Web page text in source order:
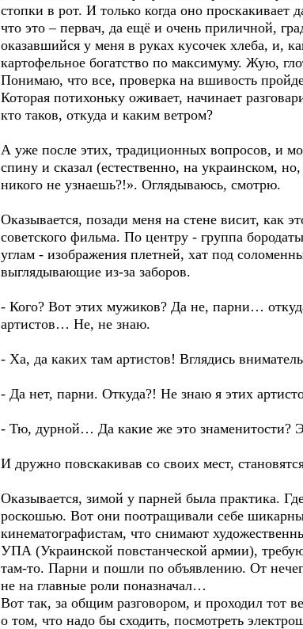
стопки в рот. И только когда оно
что это – первач, да ещё и очень приличной,
оказавшийся у меня в руках кусочек хлеба, и,
картофельное богатство по максимуму. Жую,
Понимаю, что все, проверка на вшивость
Которая потихоньку оживает, начинает
кто таков, откуда и каким ветром?
А уже после этих, традиционных вопросов, и
спину и сказал (естественно, на украинском,
никого не узнаешь?!». Оглядываюсь, смотрю.
Оказывается, позади меня на стене висит, как
советского фильма. По центру - группа
углам - изображения плетней, хат под
выглядывающие из-за заборов.
- Кого? Вот этих мужиков? Да не, парни…
артистов… Не, не знаю.
- Ха, да каких там артистов! Вглядись
- Да нет, парни. Откуда?! Не знаю я этих
- Тю, дурной… Да какие же это знаменитости?
И дружно повскакивав со своих мест,
Оказывается, зимой у парней была практика.
роскошью. Вот они поотращивали себе
кинематографистам, что снимают
УПА (Украинской повстанческой армии),
там-то. Парни и пошли по объявлению. От
не на главные роли поназначал…
Вот так, за общим разговором, и проходил тот
о том, что надо бы сходить, посмотреть